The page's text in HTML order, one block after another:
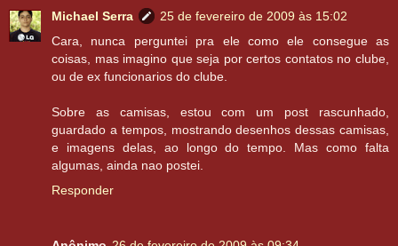
Michael Serra
25 de fevereiro de 2009 às 15:02
Cara, nunca perguntei pra ele como ele consegue as
coisas, mas imagino que seja por certos contatos no clube,
ou de ex funcionarios do clube.
Sobre as camisas, estou com um post rascunhado,
guardado a tempos, mostrando desenhos dessas camisas,
e imagens delas, ao longo do tempo. Mas como falta
algumas, ainda nao postei.
Responder